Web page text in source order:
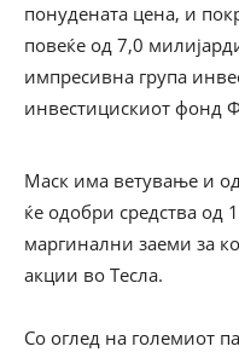
понудената цена, и
повеќе од 7,0
импресивна група
инвестицискиот фонд
Маск има ветување и
ќе одобри средства од
маргинални заеми за
акции во Тесла.
Со оглед на големиот